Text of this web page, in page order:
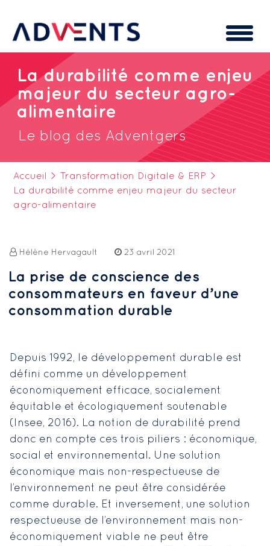
La durabilité comme enjeu
majeur du secteur agro-
alimentaire
Le blog des Adventgers
Accueil > Transformation Digitale & ERP
>
La durabilité comme enjeu majeur du secteur
agro-alimentaire
Hélène Hervagault 23 avril 2021
La prise de conscience des
consommateurs en faveur d’une
consommation durable
Depuis 1992, le développement durable est
défini comme un développement
économiquement efficace, socialement
équitable et écologiquement soutenable
(Insee, 2016). La notion de durabilité prend
donc en compte ces trois piliers : économique,
social et environnemental. Une solution
économique mais non-respectueuse de
l’environnement ne peut être considérée
comme durable. Et inversement, une solution
respectueuse de l’environnement mais non-
économiquement viable ne peut être